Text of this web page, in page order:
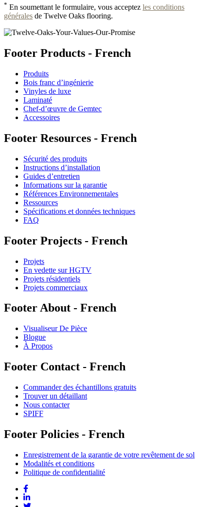
* En soumettant le formulaire, vous acceptez les conditions
générales de Twelve Oaks flooring.
Footer Products - French
Produits
Bois franc d’ingénierie
Vinyles de luxe
Laminaté
Chef-d’œuvre de Gemtec
Accessoires
Footer Resources - French
Sécurité des produits
Instructions d’installation
Guides d’entretien
Informations sur la garantie
Références Environnementales
Ressources
Spécifications et données techniques
FAQ
Footer Projects - French
Projets
En vedette sur HGTV
Projets résidentiels
Projets commerciaux
Footer About - French
Visualiseur De Pièce
Blogue
À Propos
Footer Contact - French
Commander des échantillons gratuits
Trouver un détaillant
Nous contacter
SPIFF
Footer Policies - French
Enregistrement de la garantie de votre revêtement de sol
Modalités et conditions
Politique de confidentialité